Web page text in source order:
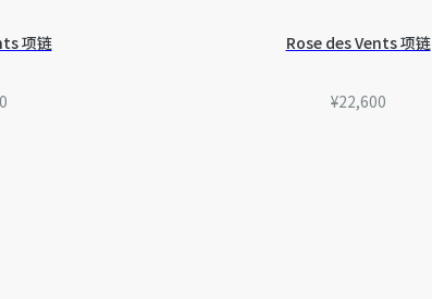
项链 Rose des Vents 项链
¥22,600